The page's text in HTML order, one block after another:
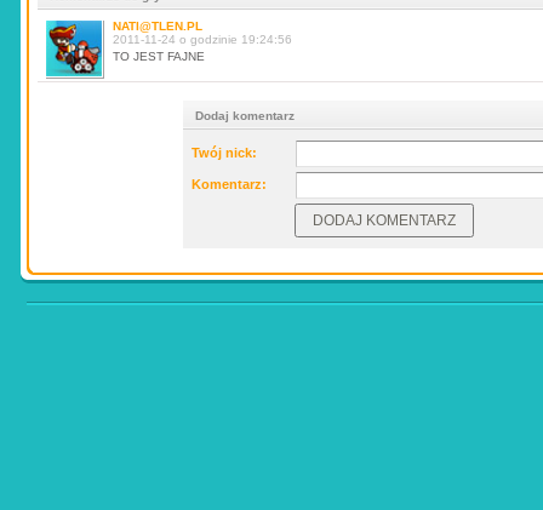
NATI@TLEN.PL
2011-11-24 o godzinie 19:24:56
TO JEST FAJNE
Dodaj komentarz
Twój nick:
Komentarz: